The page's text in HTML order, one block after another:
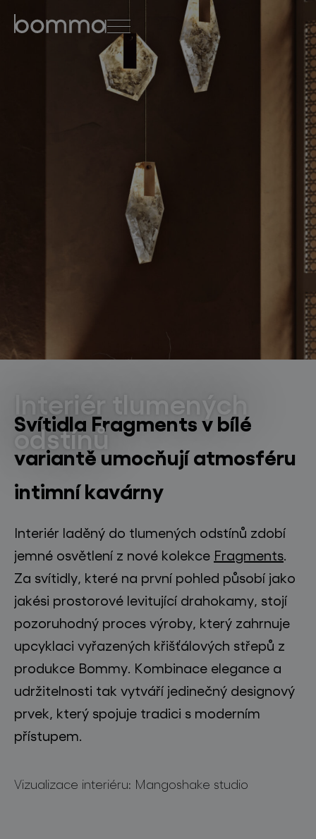
čeština
kolekce svítidel
projekty
produkty
projekty
o značce
pro profesionály
store locator
sledujte nás
Interiér tlumených
odstínů
Svítidla Fragments v bílé
variantě umocňují atmosféru
intimní kavárny
Interiér laděný do tlumených odstínů zdobí
jemné osvětlení z nové kolekce Fragments.
Za svítidly, které na první pohled působí jako
jakési prostorové levitující drahokamy, stojí
pozoruhodný proces výroby, který zahrnuje
upcyklaci vyřazených křišťálových střepů z
produkce Bommy. Kombinace elegance a
udržitelnosti tak vytváří jedinečný designový
prvek, který spojuje tradici s moderním
přístupem.
Vizualizace interiéru: Mangoshake studio